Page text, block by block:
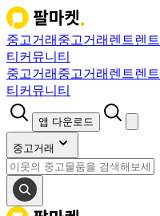
중고거래 중고거래 렌트렌트
티 커뮤니티
중고거래 중고거래 렌트렌트
티 커뮤니티
앱 다운로드
중고거래